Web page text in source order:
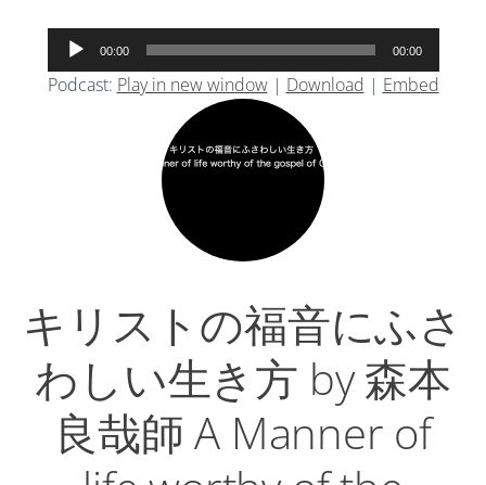
声
プ
00:00 00:00
Podcast: Play in new window| Download | Embed
キリストの福音にふさ
わしい生き方 by 森本
良哉師 A Manner of